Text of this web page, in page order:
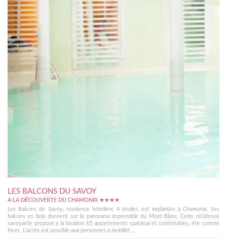
LES BALCONS DU SAVOY
A LA DÉCOUVERTE DU CHAMONIX ★★★★
Les Balcons de Savoy, résidence hôtelière 4 étoiles, est implantée à Chamonix. Ses
balcons en bois donnent sur le panorama imprenable du Mont-Blanc. Cette résidence
savoyarde propose à la location 65 appartements spacieux et confortables, été comme
hiver. L'accès est possible aux personnes à mobilité...